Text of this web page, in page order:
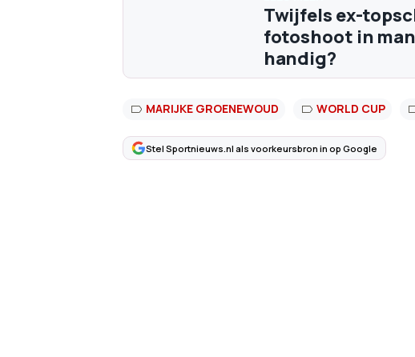
Twijfels ex-
fotoshoot in
handig?
MARIJKE GROENEWOUD WORLD CUP
Stel Sportnieuws.nl als voorkeursbron in op Google